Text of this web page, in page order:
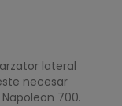
lateral
necesar
700.